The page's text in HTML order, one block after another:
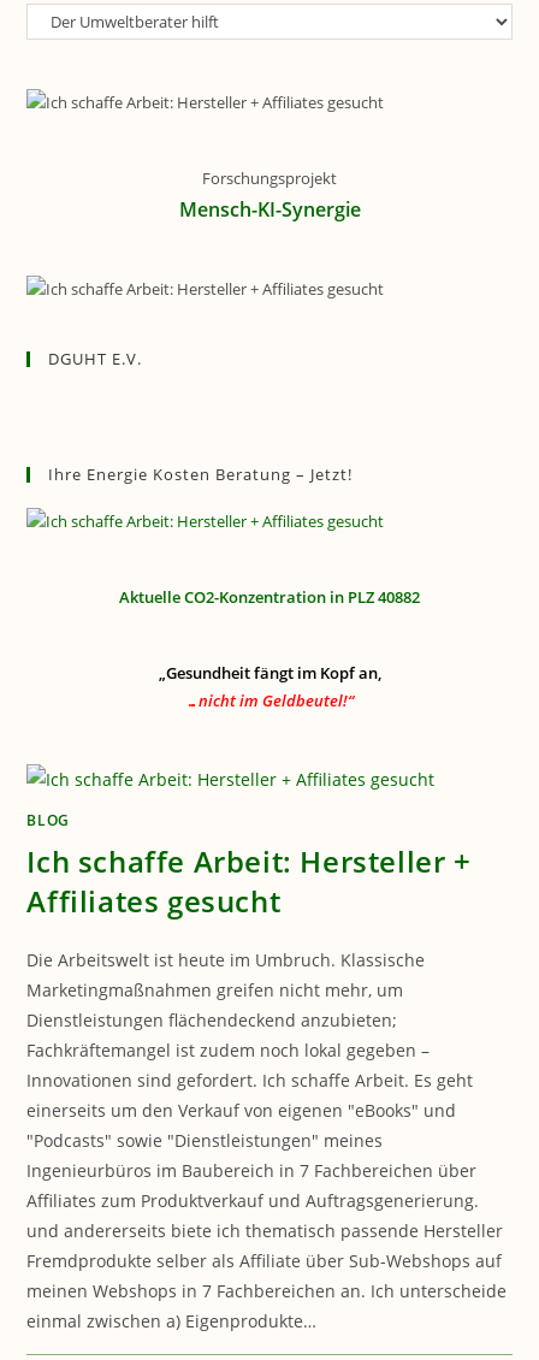
Raum-
Forschungsprojekt
Mensch-KI-Synergie
DGUHT E.V.
Ihre Energie Kosten Beratung – Jetzt!
Aktuelle CO2-Konzentration in PLZ 40882
„Gesundheit fängt im Kopf an,
…nicht im Geldbeutel!“
BLOG
Ich schaffe Arbeit: Hersteller +
Affiliates gesucht
Die Arbeitswelt ist heute im Umbruch. Klassische
Marketingmaßnahmen greifen nicht mehr, um
Dienstleistungen flächendeckend anzubieten;
Fachkräftemangel ist zudem noch lokal gegeben –
Innovationen sind gefordert. Ich schaffe Arbeit. Es geht
einerseits um den Verkauf von eigenen "eBooks" und
"Podcasts" sowie "Dienstleistungen" meines
Ingenieurbüros im Baubereich in 7 Fachbereichen über
Affiliates zum Produktverkauf und Auftragsgenerierung.
und andererseits biete ich thematisch passende Hersteller
Fremdprodukte selber als Affiliate über Sub-Webshops auf
meinen Webshops in 7 Fachbereichen an. Ich unterscheide
einmal zwischen a) Eigenprodukte…